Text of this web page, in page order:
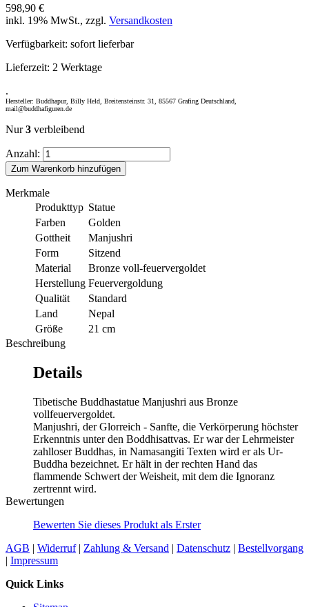
598,90 €
inkl. 19% MwSt., zzgl. Versandkosten
Verfügbarkeit: sofort lieferbar
Lieferzeit: 2 Werktage
.
Hersteller: Buddhapur, Billy Held, Breitensteinstr. 31, 85567 Grafing Deutschland,
mail@buddhafiguren.de
Nur3 verbleibend
Anzahl:
Zum Warenkorb hinzufügen
Merkmale
Produkttyp Statue
Farben
Golden
Gottheit
Manjushri
Form
Sitzend
Material
Bronze voll-feuervergoldet
Herstellung Feuervergoldung
Qualität
Standard
Land
Nepal
Größe
21 cm
Beschreibung
Details
Tibetische Buddhastatue Manjushri aus Bronze
vollfeuervergoldet.
Manjushri, der Glorreich - Sanfte, die Verkörperung höchster
Erkenntnis unter den Boddhisattvas. Er war der Lehrmeister
zahlloser Buddhas, in Namasangiti Texten wird er als Ur-
Buddha bezeichnet. Er hält in der rechten Hand das
flammende Schwert der Weisheit, mit dem die Ignoranz
zertrennt wird.
Bewertungen
Bewerten Sie dieses Produkt als Erster
AGB | Widerruf| Zahlung & Versand | Datenschutz | Bestellvorgang
| Impressum
Quick Links